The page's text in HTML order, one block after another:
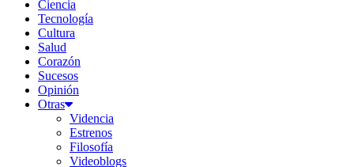
Ciencia
Tecnología
Cultura
Salud
Corazón
Sucesos
Opinión
Otras
Videncia
Estrenos
Filosofía
Videoblogs